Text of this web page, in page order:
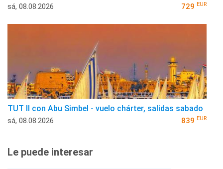
sá, 08.08.2026 729 EUR
TUT II con Abu Simbel - vuelo chárter, salidas sabado
sá, 08.08.2026 839 EUR
Le puede interesar